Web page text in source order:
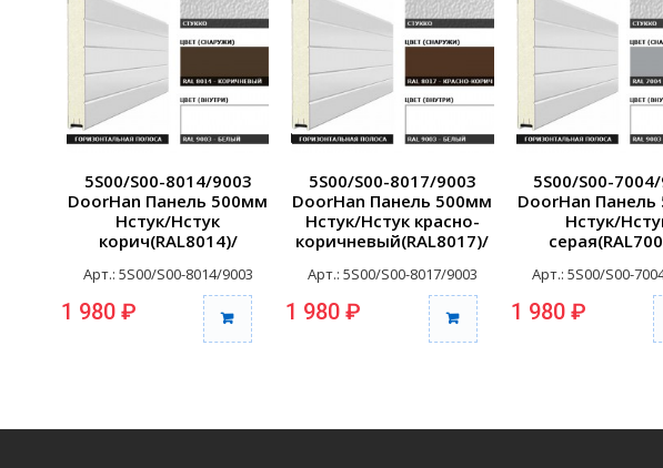
5S00/S00-8014/9003
DoorHan Панель 500мм
Нстук/Нстук
корич(RAL8014)/
Арт.: 5S00/S00-8014/9003
1 980 ₽
5S00/S00-8017/9003
DoorHan Панель 500мм
Нстук/Нстук красно-
коричневый(RAL8017)/
Арт.: 5S00/S00-8017/9003
1 980 ₽
5S00/S00-
DoorHan
Нстук/
Арт.: 5S00/S00-
1 980 ₽